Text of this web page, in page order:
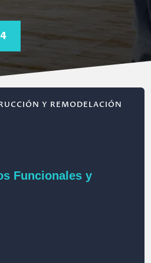
Y REMODELACIÓN
Funcionales y